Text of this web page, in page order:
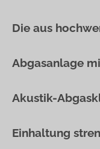
Die aus
Abgasanlage
Akustik-
Einhaltung